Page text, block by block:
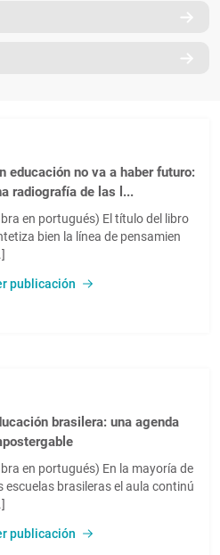
PT
educación no va a haber futuro:
radiografía de las l...
en portugués) El título del libro
bien la línea de pensamien
publicación
brasilera: una agenda
en portugués) En la mayoría de
escuelas brasileras el aula continú
publicación